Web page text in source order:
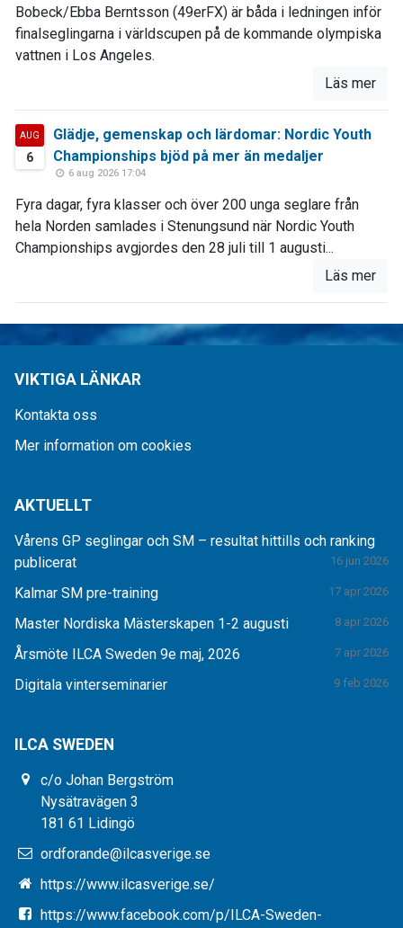
Bobeck/Ebba Berntsson (49erFX) är båda i ledningen inför
finalseglingarna i världscupen på de kommande olympiska
vattnen i Los Angeles.
Läs mer
AUG
6
Glädje, gemenskap och lärdomar: Nordic Youth
Championships bjöd på mer än medaljer
6 aug 2026 17:04
Fyra dagar, fyra klasser och över 200 unga seglare från
hela Norden samlades i Stenungsund när Nordic Youth
Championships avgjordes den 28 juli till 1 augusti...
Läs mer
VIKTIGA LÄNKAR
Kontakta oss
Mer information om cookies
AKTUELLT
Vårens GP seglingar och SM – resultat hittills och ranking
publicerat
16 jun 2026
Kalmar SM pre-training 17 apr 2026
Master Nordiska Mästerskapen 1-2 augusti 8 apr 2026
Årsmöte ILCA Sweden 9e maj, 2026 7 apr 2026
Digitala vinterseminarier 9 feb 2026
ILCA SWEDEN
c/o Johan Bergström
Nysätravägen 3
181 61 Lidingö
ordforande@ilcasverige.se
https://www.ilcasverige.se/
https://www.facebook.com/p/ILCA-Sweden-